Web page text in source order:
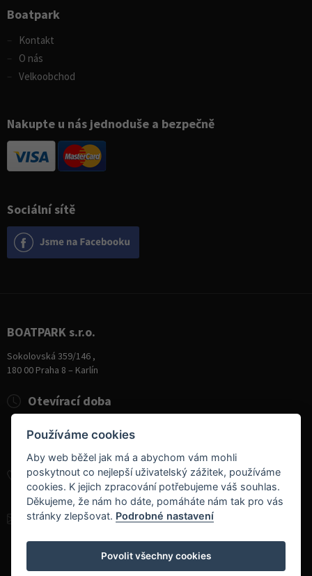
Sociální sítě
Boatpark
Kontakt
O nás
Velkoobchod
Nakupte u nás jednoduše a bezpečně
BOATPARK s.r.o.
Sokolovská 359/146 ,
180 00 Praha 8 – Karlín
+420 284 826 787
+420 604 728 042
info@boatpark.cz
Otevírací doba
Úterý - Pátek
10:00 - 19:00
Sobota
9:00 - 14:00
Používáme cookies
Aby web běžel jak má a abychom vám mohli
poskytnout co nejlepší uživatelský zážitek, používáme
cookies. K jejich zpracování potřebujeme váš souhlas.
Děkujeme, že nám ho dáte, pomáháte nám tak pro vás
stránky zlepšovat. Podrobné nastavení
Povolit všechny cookies